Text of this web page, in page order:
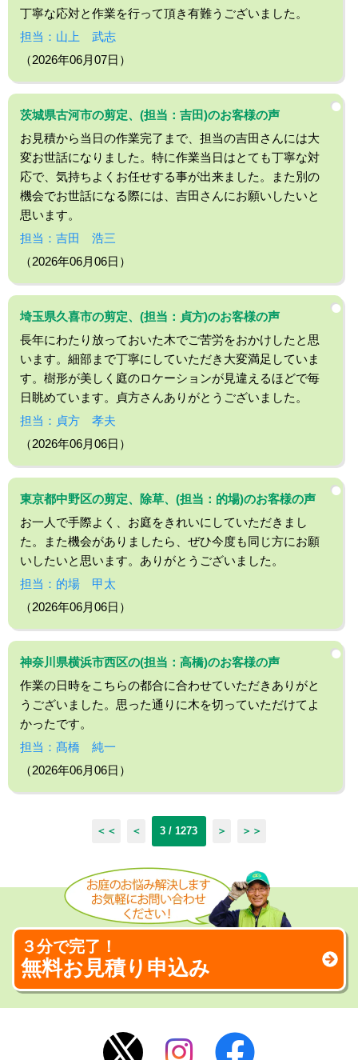
丁寧な応対と作業を行って頂き有難うございました。
担当：山上 武志
（2026年06月07日）
茨城県古河市の剪定、(担当：吉田)のお客様の声
お見積から当日の作業完了まで、担当の吉田さんには大
変お世話になりました。特に作業当日はとても丁寧な対
応で、気持ちよくお任せする事が出来ました。また別の
機会でお世話になる際には、吉田さんにお願いしたいと
思います。
担当：吉田 浩三
（2026年06月06日）
埼玉県久喜市の剪定、(担当：貞方)のお客様の声
長年にわたり放っておいた木でご苦労をおかけしたと思
います。細部まで丁寧にしていただき大変満足していま
す。樹形が美しく庭のロケーションが見違えるほどで毎
日眺めています。貞方さんありがとうございました。
担当：貞方 孝夫
（2026年06月06日）
東京都中野区の剪定、除草、(担当：的場)のお客様の声
お一人で手際よく、お庭をきれいにしていただきまし
た。また機会がありましたら、ぜひ今度も同じ方にお願
いしたいと思います。ありがとうございました。
担当：的場 甲太
（2026年06月06日）
神奈川県横浜市西区の(担当：高橋)のお客様の声
作業の日時をこちらの都合に合わせていただきありがと
うございました。思った通りに木を切っていただけてよ
かったです。
担当：髙橋 純一
（2026年06月06日）
＜＜ ＜ 3 / 1273 ＞ ＞＞
３分で完了！
無料お見積り申込み